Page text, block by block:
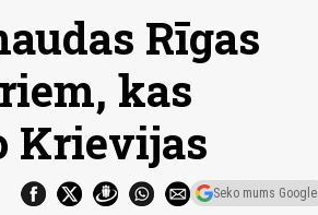
Rīgas
kas
Krievijas
Seko mums Google